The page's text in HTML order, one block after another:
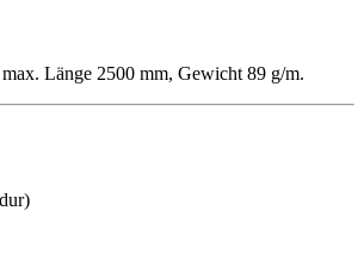
Länge 2500 mm, Gewicht 89 g/m.